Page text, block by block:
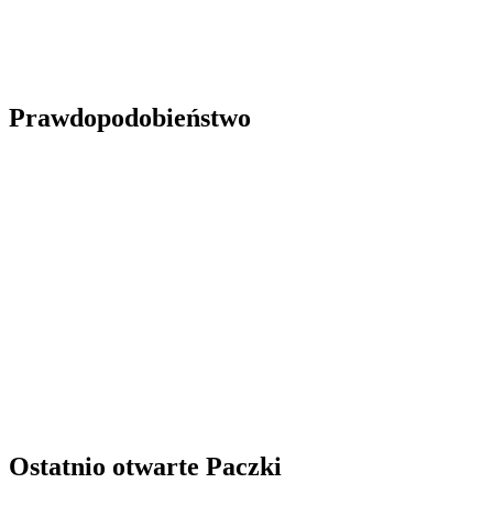
Prawdopodobieństwo
Ostatnio otwarte Paczki